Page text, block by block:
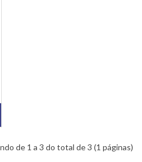
de 1 a 3 do total de 3 (1 páginas)